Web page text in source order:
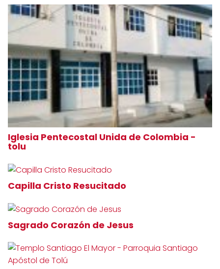
Iglesia Pentecostal Unida de Colombia -
tolu
Capilla Cristo Resucitado
Sagrado Corazón de Jesus